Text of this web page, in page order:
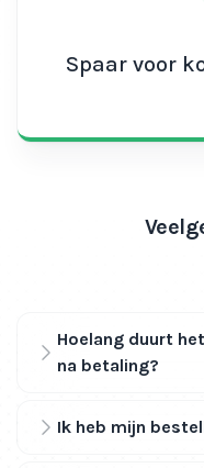
Spaar voor
Hoelang duurt
na betaling?
Ik heb mijn